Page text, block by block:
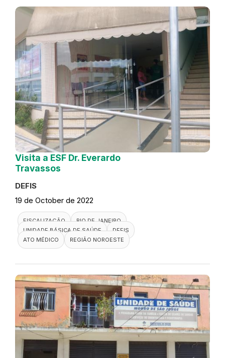
Visita a ESF Dr. Everardo
Travassos
DEFIS
19 de October de 2022
FISCALIZAÇÃO
RIO DE JANEIRO
UNIDADE BÁSICA DE SAÚDE
DEFIS
ATO MÉDICO
REGIÃO NOROESTE